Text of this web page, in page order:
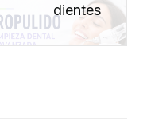
dientes